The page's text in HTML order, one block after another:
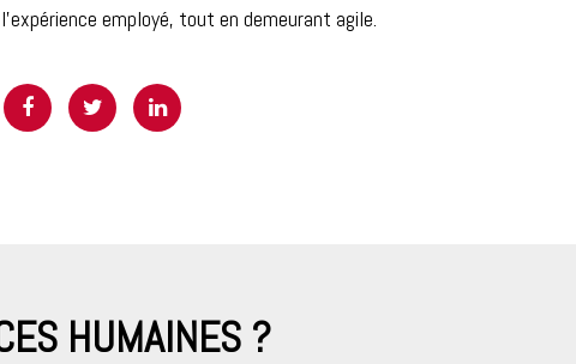
employé, tout en demeurant agile.
HUMAINES ?